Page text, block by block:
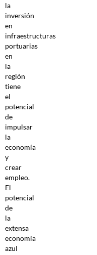
la
inversión
en
infraestructuras
portuarias
en
la
región
tiene
el
potencial
de
impulsar
la
economía
y
crear
empleo.
El
potencial
de
la
extensa
economía
azul